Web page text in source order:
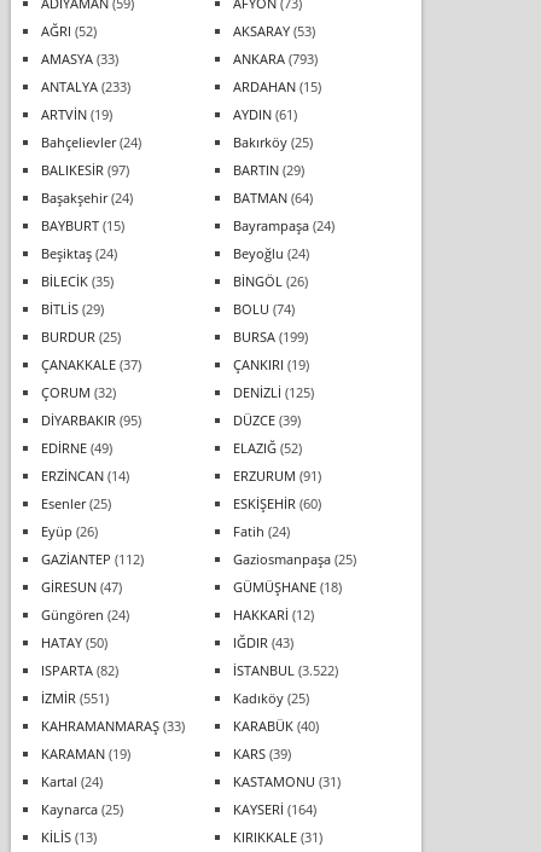
AĞRI (52) AKSARAY(53)
AMASYA(33) ANKARA(793)
ANTALYA(233) ARDAHAN(15)
ARTVİN(19) AYDIN(61)
Bahçelievler(24) Bakırköy(25)
BALIKESİR (97) BARTIN(29)
Başakşehir(24) BATMAN(64)
BAYBURT(15) Bayrampaşa(24)
Beşiktaş(24) Beyoğlu (24)
BİLECİK(35) BİNGÖL (26)
BİTLİS(29) BOLU (74)
BURDUR (25) BURSA(199)
ÇANAKKALE(37) ÇANKIRI (19)
ÇORUM (32) DENİZLİ (125)
DİYARBAKIR (95) DÜZCE(39)
EDİRNE(49) ELAZIĞ(52)
ERZİNCAN(14) ERZURUM (91)
Esenler(25) ESKİŞEHİR (60)
Eyüp (26) Fatih (24)
GAZİANTEP (112) Gaziosmanpaşa(25)
GİRESUN(47) GÜMÜŞHANE(18)
Güngören (24) HAKKARİ (12)
HATAY(50) IĞDIR (43)
ISPARTA(82) İSTANBUL (3.522)
İZMİR (551) Kadıköy(25)
KAHRAMANMARAŞ(33) KARABÜK(40)
KARAMAN(19) KARS(39)
Kartal (24) KASTAMONU (31)
Kaynarca(25) KAYSERİ (164)
KİLİS(13) KIRIKKALE(31)